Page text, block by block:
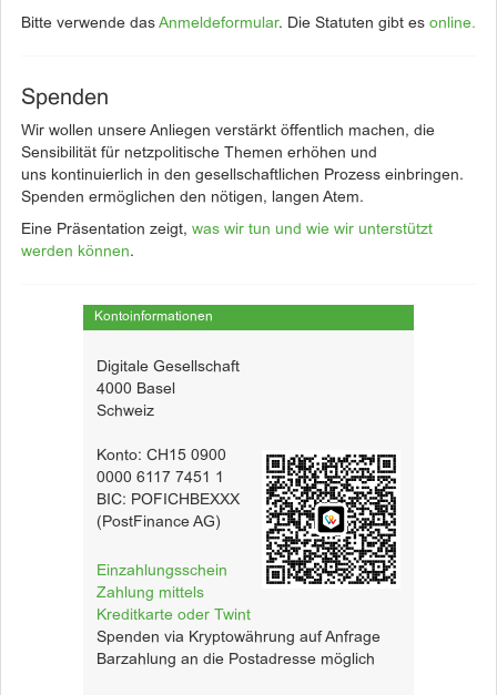
Bitte verwende das Anmeldeformular. Die Statuten gibt es online.
Spenden
Wir wollen unsere Anliegen verstärkt öffentlich machen, die
Sensibilität für netzpolitische Themen erhöhen und
uns kontinuierlich in den gesellschaftlichen Prozess einbringen.
Spenden ermöglichen den nötigen, langen Atem.
Eine Präsentation zeigt, was wir tun und wie wir unterstützt
werden können.
Kontoinformationen
Digitale Gesellschaft
4000 Basel
Schweiz
Konto: CH15 0900
0000 6117 7451 1
BIC: POFICHBEXXX
(PostFinance AG)
Einzahlungsschein
Zahlung mittels
Kreditkarte oder Twint
Spenden via Kryptowährung auf Anfrage
Barzahlung an die Postadresse möglich